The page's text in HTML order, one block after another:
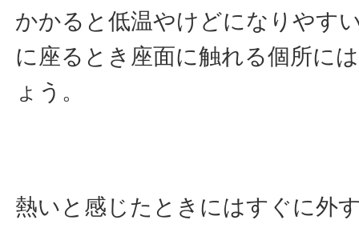
かかると低温やけどになりやす
に座るとき座面に触れる個所に
ょう。
熱いと感じたときにはすぐに外